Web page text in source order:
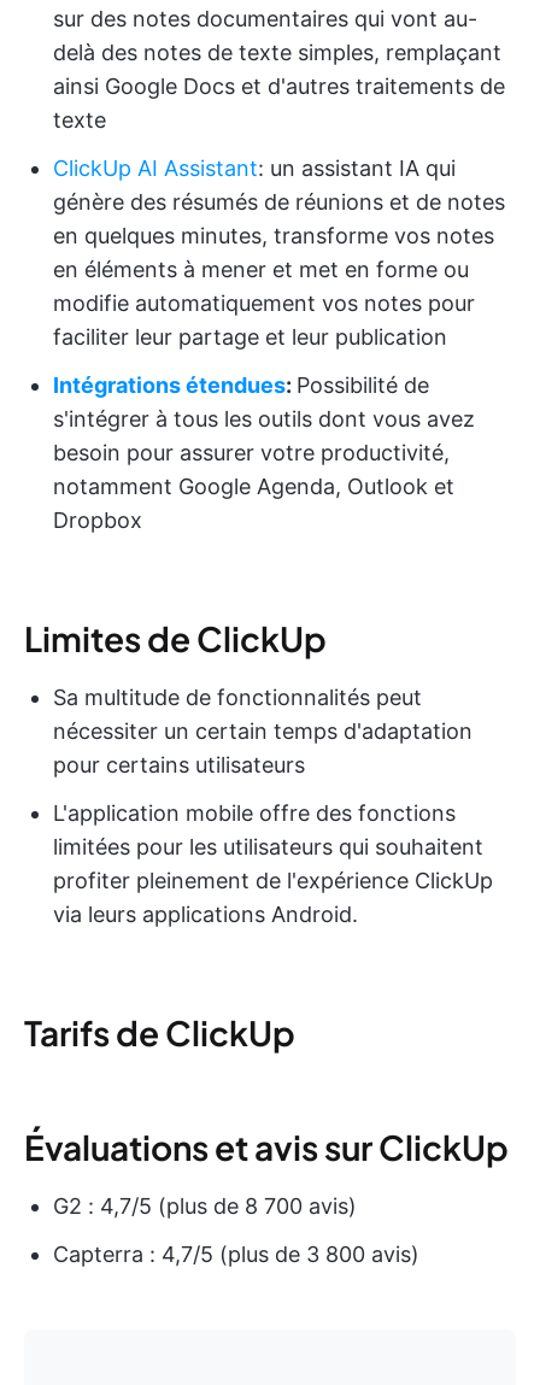
sur des notes documentaires qui vont au-
delà des notes de texte simples, remplaçant
ainsi Google Docs et d'autres traitements de
texte
ClickUp AI Assistant: un assistant IA qui
génère des résumés de réunions et de notes
en quelques minutes, transforme vos notes
en éléments à mener et met en forme ou
modifie automatiquement vos notes pour
faciliter leur partage et leur publication
Intégrations étendues: Possibilité de
s'intégrer à tous les outils dont vous avez
besoin pour assurer votre productivité,
notamment Google Agenda, Outlook et
Dropbox
Limites de ClickUp
Sa multitude de fonctionnalités peut
nécessiter un certain temps d'adaptation
pour certains utilisateurs
L'application mobile offre des fonctions
limitées pour les utilisateurs qui souhaitent
profiter pleinement de l'expérience ClickUp
via leurs applications Android.
Tarifs de ClickUp
Évaluations et avis sur ClickUp
G2 : 4,7/5 (plus de 8 700 avis)
Capterra : 4,7/5 (plus de 3 800 avis)